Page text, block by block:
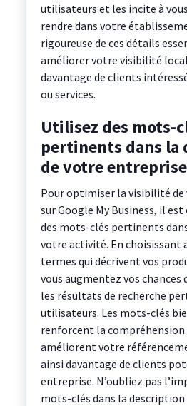
utilisateurs et les incite à
rendre dans votre
rigoureuse de ces détails
améliorer votre visibilité
davantage de clients
ou services.
Utilisez des mots-
pertinents dans la
de votre
Pour optimiser la visibilité
sur Google My Business, il
des mots-clés pertinents
votre activité. En choisissant
termes qui décrivent vos
vous augmentez vos chances
les résultats de recherche
utilisateurs. Les mots-clés
renforcent la
améliorent votre
ainsi davantage de clients
entreprise. N’oubliez pas
mots-clés dans la